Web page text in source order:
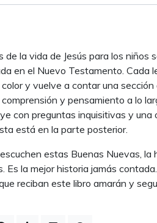
la vida de Jesús para los niños
en el Nuevo Testamento. Cada
y vuelve a contar una sección
y pensamiento a lo
con preguntas inquisitivas y una
está en la parte posterior.
estas Buenas Nuevas, la
Es la mejor historia jamás
reciban este libro amarán y